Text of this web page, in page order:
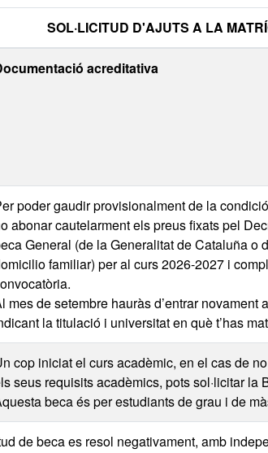
D'AJUTS A LA
acreditativa
poder gaudir provisionalment de la
abonar cautelarment els preus fixats pel
General (de la Generalitat de Cataluña o
familiar) per al curs 2026-2027 i
mes de setembre hauràs d’entrar
la titulació i universitat en què t’has
cop iniciat el curs acadèmic, en el cas de
seus requisits acadèmics, pots sol·licitar la
beca és per estudiants de grau i de
de beca es resol negativament, amb